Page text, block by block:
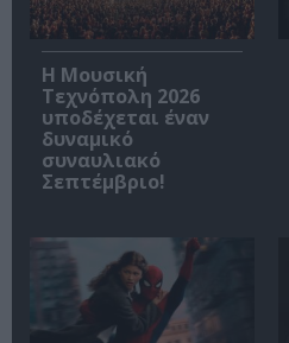
Η Μουσική
Τεχνόπολη 2026
υποδέχεται έναν
δυναμικό
συναυλιακό
Σεπτέμβριο!